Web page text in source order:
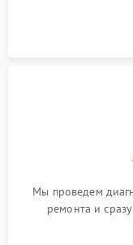
Мы проведем
ремонта и